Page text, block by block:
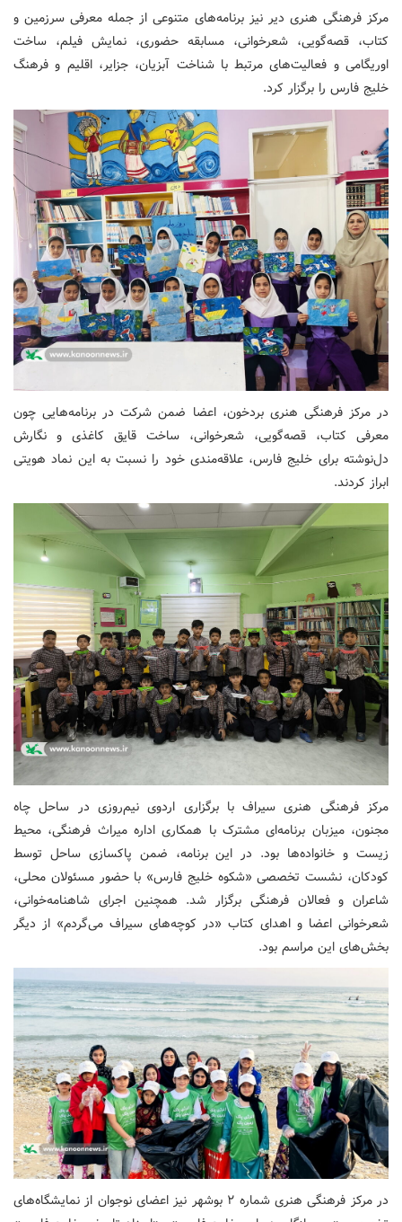
مرکز فرهنگی هنری دیر نیز برنامه‌های متنوعی از جمله معرفی سرزمین و
کتاب، قصه‌گویی، شعرخوانی، مسابقه حضوری، نمایش فیلم، ساخت
اوریگامی و فعالیت‌های مرتبط با شناخت آبزیان، جزایر، اقلیم و فرهنگ
خلیج فارس را برگزار کرد.
در مرکز فرهنگی هنری بردخون، اعضا ضمن شرکت در برنامه‌هایی چون
معرفی کتاب، قصه‌گویی، شعرخوانی، ساخت قایق کاغذی و نگارش
دل‌نوشته برای خلیج فارس، علاقه‌مندی خود را نسبت به این نماد هویتی
ابراز کردند.
مرکز فرهنگی هنری سیراف با برگزاری اردوی نیم‌روزی در ساحل چاه
مجنون، میزبان برنامه‌ای مشترک با همکاری اداره میراث فرهنگی، محیط
زیست و خانواده‌ها بود. در این برنامه، ضمن پاکسازی ساحل توسط
کودکان، نشست تخصصی «شکوه خلیج فارس» با حضور مسئولان محلی،
شاعران و فعالان فرهنگی برگزار شد. همچنین اجرای شاهنامه‌خوانی،
شعرخوانی اعضا و اهدای کتاب «در کوچه‌های سیراف می‌گردم» از دیگر
بخش‌های این مراسم بود.
در مرکز فرهنگی هنری شماره ۲ بوشهر نیز اعضای نوجوان از نمایشگاه‌های